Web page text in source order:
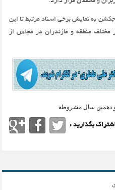
به نمایش برخی اسناد مرتبط تا این
مختلف منطقه و مازندران در مجلس از
دهمین سال مشروطه
بگذارید :